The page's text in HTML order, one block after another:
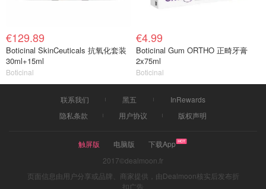
€129.89
Boticinal SkinCeuticals 抗氧化套装
30ml+15ml
Boticinal
€4.99
Boticinal Gum ORTHO 正畸牙膏
2x75ml
Boticinal
联系我们 黑五
InRewards
隐私条款
用户协议 版权声明
触屏版 电脑版
下载App
2017©dealmoon.fr
页面信息由用户分享或品牌、商家提供，由Dealmoon核实后发布折
扣广告